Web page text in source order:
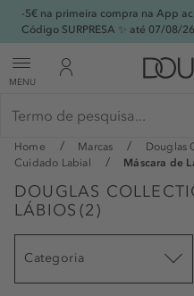
-5€ na primeira compra na App
Código SURPRESA ✨ até 07/08/26
MENU
Home Marcas Douglas
Cuidado Labial
Máscara de
DOUGLAS
LÁBIOS (2)
Categoria